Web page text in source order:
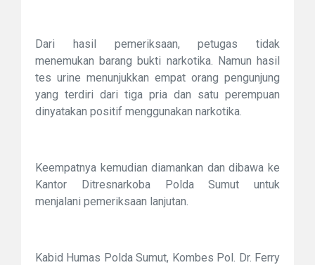
Dari hasil pemeriksaan, petugas tidak
menemukan barang bukti narkotika. Namun hasil
tes urine menunjukkan empat orang pengunjung
yang terdiri dari tiga pria dan satu perempuan
dinyatakan positif menggunakan narkotika.
Keempatnya kemudian diamankan dan dibawa ke
Kantor Ditresnarkoba Polda Sumut untuk
menjalani pemeriksaan lanjutan.
Kabid Humas Polda Sumut, Kombes Pol. Dr. Ferry